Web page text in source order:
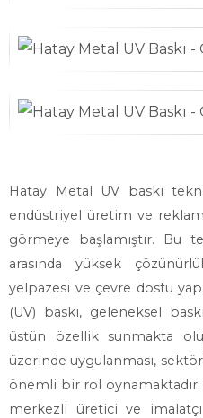
Hatay Metal UV baskı
endüstriyel üretim ve
görmeye başlamıştır. Bu
arasında yüksek
yelpazesi ve çevre dostu
(UV) baskı, geleneksel
üstün özellik sunmakta
üzerinde uygulanması,
önemli bir rol
merkezli üretici ve